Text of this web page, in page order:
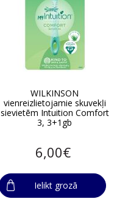
WILKINSON
vienreizlietojamie skuvekļi
sievietēm Intuition Comfort
3, 3+1gb
6,00€
Ielikt grozā